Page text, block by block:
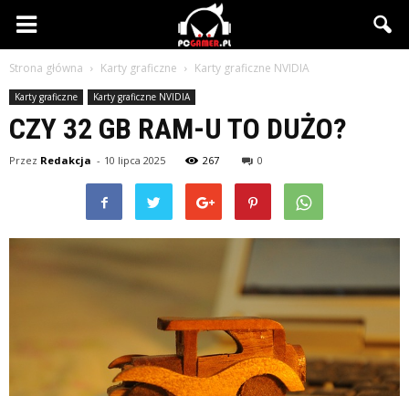
PCgamer.pl
Strona główna Karty graficzne Karty graficzne NVIDIA
Karty graficzne Karty graficzne NVIDIA
CZY 32 GB RAM-U TO DUŻO?
Przez Redakcja - 10 lipca 2025 267 0